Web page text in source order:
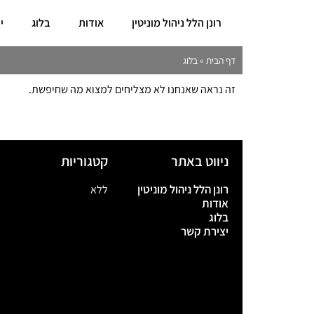
רונן הלל ניהול מוניטין אודות בלוג
דף הבית »בלוג
זה נראה שאנחנו לא מצליחים למצוא מה שחיפשת.
ניווט באתר
רונן הלל ניהול מוניטין
אודות
בלוג
יצירת קשר
קטגוריות
ללא